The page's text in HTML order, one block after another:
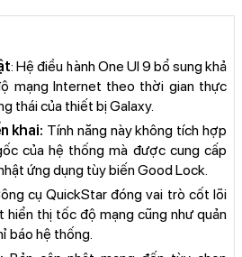
: Hệ điều hành One UI 9 bổ sung khả
mạng Internet theo thời gian thực
thái của thiết bị Galaxy.
khai: Tính năng này không tích hợp
của hệ thống mà được cung cấp
ứng dụng tùy biến Good Lock.
cụ QuickStar đóng vai trò cốt lõi
hiển thị tốc độ mạng cũng như quản
báo hệ thống.